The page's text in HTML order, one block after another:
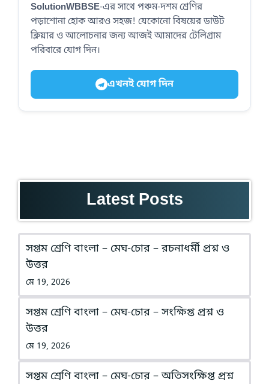
SolutionWBBSE-এর সাথে পঞ্চম-দশম শ্রেণির
পড়াশোনা হোক আরও সহজ! যেকোনো বিষয়ের ডাউট
ক্লিয়ার ও আলোচনার জন্য আজই আমাদের টেলিগ্রাম
পরিবারে যোগ দিন।
এখনই যোগ দিন
Latest Posts
সপ্তম শ্রেণি বাংলা – মেঘ-চোর – রচনাধর্মী প্রশ্ন ও
উত্তর
মে 19, 2026
সপ্তম শ্রেণি বাংলা – মেঘ-চোর – সংক্ষিপ্ত প্রশ্ন ও
উত্তর
মে 19, 2026
সপ্তম শ্রেণি বাংলা – মেঘ-চোর – অতিসংক্ষিপ্ত প্রশ্ন